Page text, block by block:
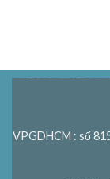
VPGDHCM : số